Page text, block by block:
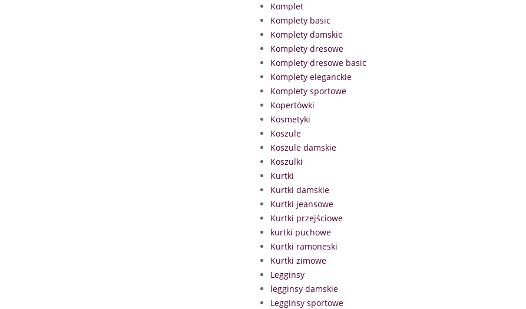
Komplet
Komplety basic
Komplety damskie
Komplety dresowe
Komplety dresowe basic
Komplety eleganckie
Komplety sportowe
Kopertówki
Kosmetyki
Koszule
Koszule damskie
Koszulki
Kurtki
Kurtki damskie
Kurtki jeansowe
Kurtki przejściowe
kurtki puchowe
Kurtki ramoneski
Kurtki zimowe
Legginsy
legginsy damskie
Legginsy sportowe